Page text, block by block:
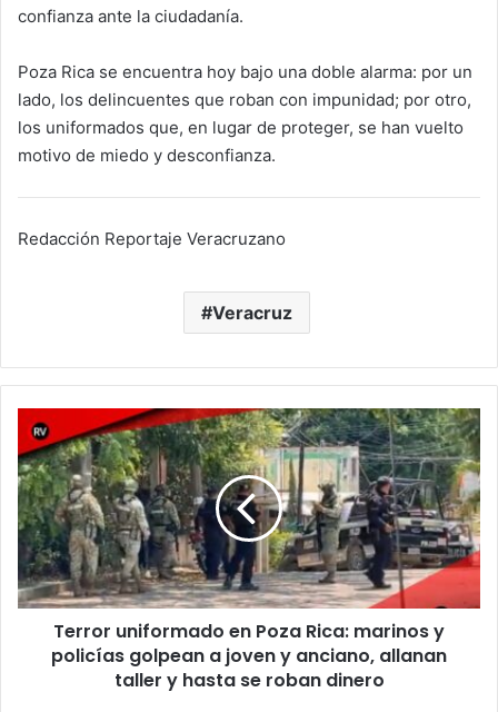
confianza ante la ciudadanía.
Poza Rica se encuentra hoy bajo una doble alarma: por un
lado, los delincuentes que roban con impunidad; por otro,
los uniformados que, en lugar de proteger, se han vuelto
motivo de miedo y desconfianza.
Redacción Reportaje Veracruzano
Veracruz
Terror
uniformado
en
Poza
Rica:
marinos
policías
golpean
joven
Terror uniformado en Poza Rica: marinos y
policías golpean a joven y anciano, allanan
taller y hasta se roban dinero